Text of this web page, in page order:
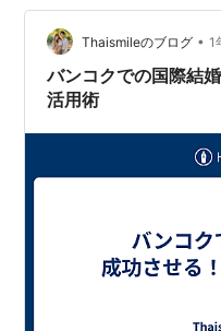
り」について詳しく見
イでは、子どもが親の面
す。この慣習は、仏教
Thaismileのブログ • 1
バンコクでの国際結
活用術